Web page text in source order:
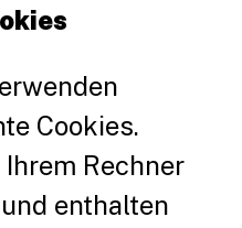
Cookies.
Rechner
enthalten